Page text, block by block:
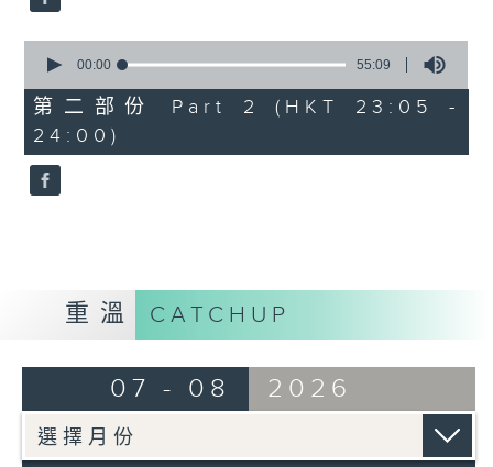
seconds
55
minutes,
9
seconds
00:00 55:09
第二部份 Part 2 (HKT 23:05 -
24:00)
重溫 CATCHUP
07 - 08 2026